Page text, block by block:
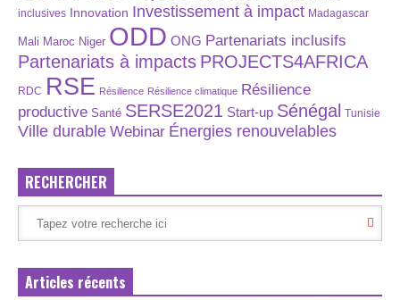
inclusives Innovation Investissement à impact Madagascar
Mali Maroc Niger ODD ONG Partenariats inclusifs
Partenariats à impacts PROJECTS4AFRICA
RDC RSE Résilience Résilience climatique Résilience
productive Santé SERSE2021 Start-up Sénégal Tunisie
Ville durable Webinar Énergies renouvelables
RECHERCHER
Articles récents